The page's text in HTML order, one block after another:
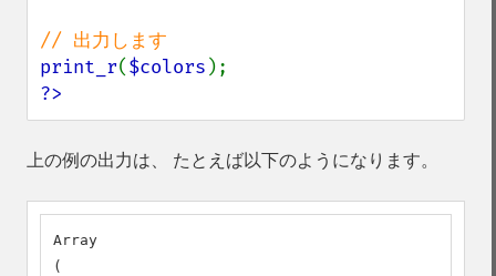
print_r($colors
?>
上の例の出力は、 たとえば以下のようになります。
Array
(